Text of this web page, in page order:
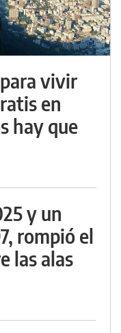
vivir
en
hay que
y un
rompió el
las alas